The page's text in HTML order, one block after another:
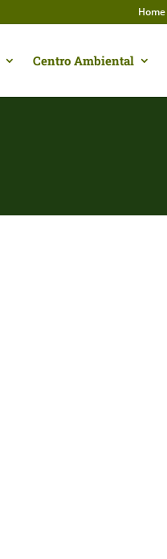
Home
Centro Ambiental